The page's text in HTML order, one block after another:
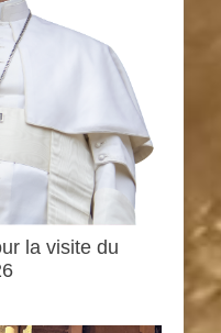
la visite du